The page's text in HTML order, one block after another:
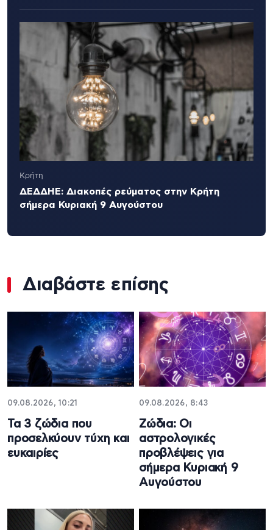
Κρήτη
ΔΕΔΔΗΕ: Διακοπές ρεύματος στην Κρήτη
σήμερα Κυριακή 9 Αυγούστου
Διαβάστε επίσης
09.08.2026, 10:21
Τα 3 ζώδια που
προσελκύουν τύχη και
ευκαιρίες
09.08.2026, 8:43
Ζώδια: Οι
αστρολογικές
προβλέψεις για
σήμερα Κυριακή 9
Αυγούστου